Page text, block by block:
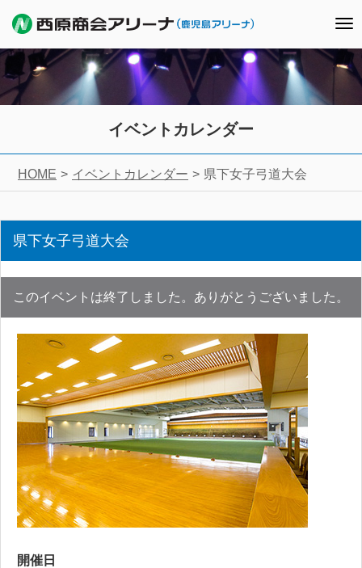
イベントカレンダー
HOME イベントカレンダー 県下女子弓道大会
県下女子弓道大会
このイベントは終了しました。ありがとうございました。
開催日